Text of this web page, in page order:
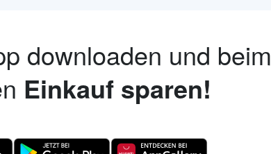
downloaden und beim
Einkauf sparen!